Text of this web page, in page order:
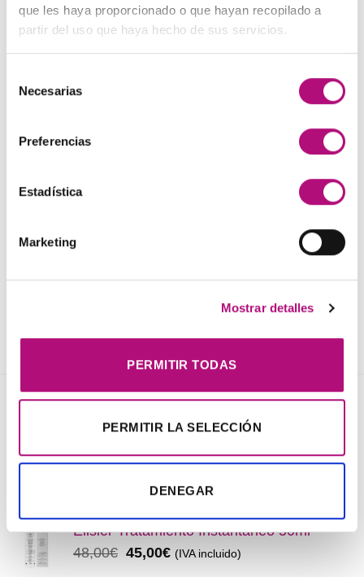
que les haya proporcionado o que hayan recopilado a
partir del uso que haya hecho de sus servicios.
Necesarias
Preferencias
Estadística
Marketing
Mostrar detalles
PERMITIR TODAS
PERMITIR LA SELECCIÓN
DENEGAR
Productos MEDAVITA(8)
octubre 2022
julio 2022(3)
Elisièr Instant Bond Tratamiento
original
137,00€.
130,00€El
actual
130,00€.
(IVA incluido)
Elisièr Tratamiento Instantaneo 50ml
48,00€ El
45,00€El(IVA incluido)